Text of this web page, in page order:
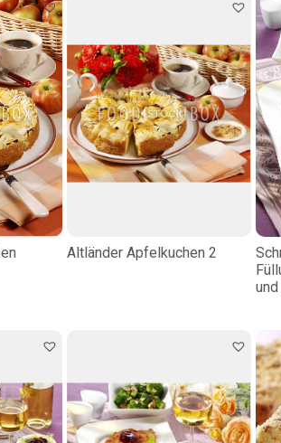
Altländer Apfelkuchen 2